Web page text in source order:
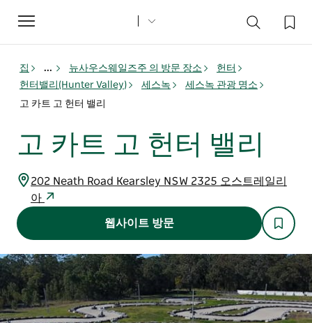
Toggle
navigation
집 ... 뉴사우스웨일즈주 의 방문 장소
헌터
헌터밸리(Hunter Valley)
세스녹
세스녹 관광 명소
고 카트 고 헌터 밸리
고 카트 고 헌터 밸리
202 Neath Road Kearsley NSW 2325 오스트레일리
아
웹사이트 방문